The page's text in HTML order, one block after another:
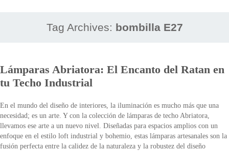
Tag Archives: bombilla E27
Lámparas Abriatora: El Encanto del Ratan en
tu Techo Industrial
En el mundo del diseño de interiores, la iluminación es mucho más que una
necesidad; es un arte. Y con la colección de lámparas de techo Abriatora,
llevamos ese arte a un nuevo nivel. Diseñadas para espacios amplios con un
enfoque en el estilo loft industrial y bohemio, estas lámparas artesanales son la
fusión perfecta entre la calidez de la naturaleza y la robustez del diseño